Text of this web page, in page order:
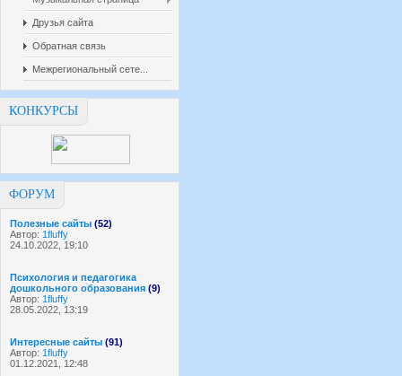
Друзья сайта
Обратная связь
Межрегиональный сете...
КОНКУРСЫ
ФОРУМ
Полезные сайты (52)
Автор: 1fluffy
24.10.2022, 19:10
Психология и педагогика
дошкольного образования (9)
Автор: 1fluffy
28.05.2022, 13:19
Интересные сайты (91)
Автор: 1fluffy
01.12.2021, 12:48